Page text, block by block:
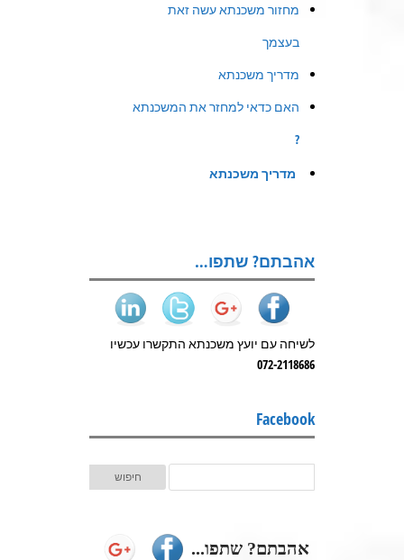
מחזור משכנתא עשה זאת
בעצמך
מדריך משכנתא
האם כדאי למחזר את המשכנתא
?
מדריך משכנתא
אהבתם? שתפו…
לשיחה עם יועץ משכנתא התקשרו עכשיו
072-2118686
Facebook
אהבתם? שתפו...